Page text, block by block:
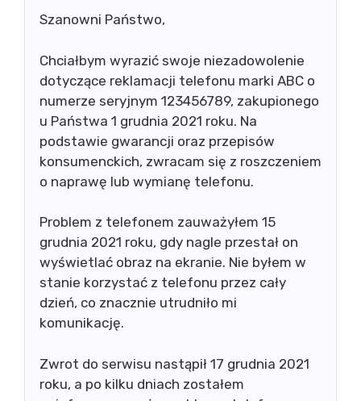
Szanowni Państwo,
Chciałbym wyrazić swoje niezadowolenie
dotyczące reklamacji telefonu marki ABC o
numerze seryjnym 123456789, zakupionego
u Państwa 1 grudnia 2021 roku. Na
podstawie gwarancji oraz przepisów
konsumenckich, zwracam się z roszczeniem
o naprawę lub wymianę telefonu.
Problem z telefonem zauważyłem 15
grudnia 2021 roku, gdy nagle przestał on
wyświetlać obraz na ekranie. Nie byłem w
stanie korzystać z telefonu przez cały
dzień, co znacznie utrudniło mi
komunikację.
Zwrot do serwisu nastąpił 17 grudnia 2021
roku, a po kilku dniach zostałem